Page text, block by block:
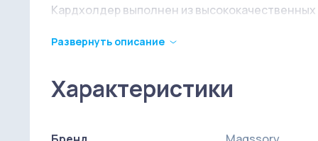
Кардхолдер выполнен из
считывания и кражи данных предусмотрена
всего 115 грамм. Фиксация к смартфону
что гарантирует надежное сцепление с
Развернуть описание
Характеристики